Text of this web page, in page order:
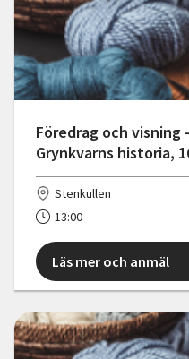
Föredrag och visning
Grynkvarns historia,
Stenkullen
13:00
Läs mer och anmäl